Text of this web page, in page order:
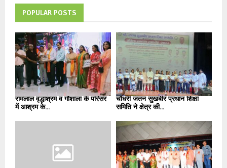
POPULAR POSTS
रामलाल वृद्धाश्रम व गौशाला के परिसर
में आश्रम के...
चौधरी जतन सुखबीर प्रधान शिक्षा
समिति ने क्षेत्र की...